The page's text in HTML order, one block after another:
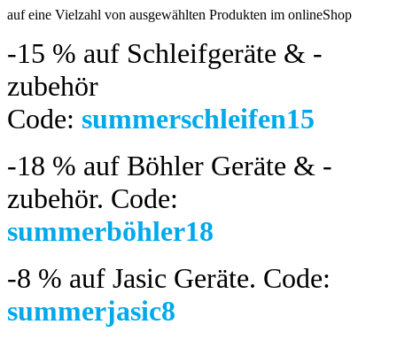
auf eine Vielzahl von ausgewählten Produkten im onlineShop
-15 % auf Schleifgeräte & -
zubehör
Code: summerschleifen15
-18 % auf Böhler Geräte & -
zubehör. Code:
summerböhler18
-8 % auf Jasic Geräte. Code:
summerjasic8